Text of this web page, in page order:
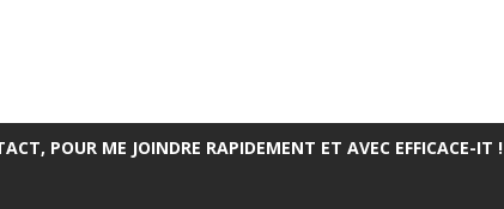
POUR ME JOINDRE RAPIDEMENT ET AVEC EFFICACE-IT !